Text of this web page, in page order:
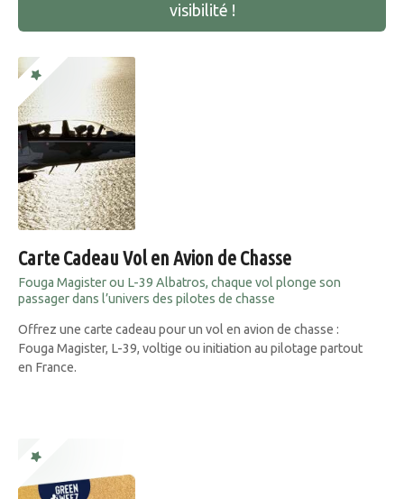
visibilité !
Carte Cadeau Vol en Avion de Chasse
Fouga Magister ou L-39 Albatros, chaque vol plonge son
passager dans l’univers des pilotes de chasse
Offrez une carte cadeau pour un vol en avion de chasse :
Fouga Magister, L-39, voltige ou initiation au pilotage partout
en France.